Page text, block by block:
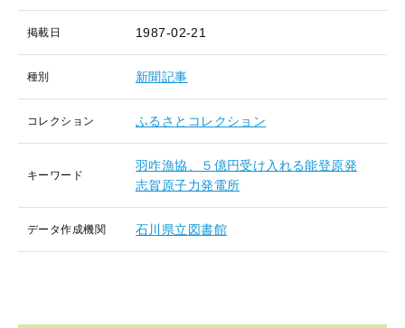
掲載日 1987-02-21
種別 新聞記事
コレクション ふるさとコレクション
キーワード
羽咋漁協、５億円受け入れる能登原発
志賀原子力発電所
データ作成機関 石川県立図書館